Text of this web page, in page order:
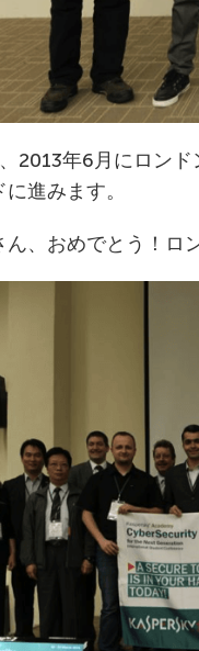
2013年6月にロン
進みます。
ん、おめでとう！ロ